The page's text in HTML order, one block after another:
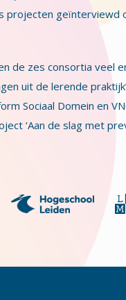
projecten geïnterviewd
de zes consortia veel
uit de lerende
Sociaal Domein en
‘Aan de slag met